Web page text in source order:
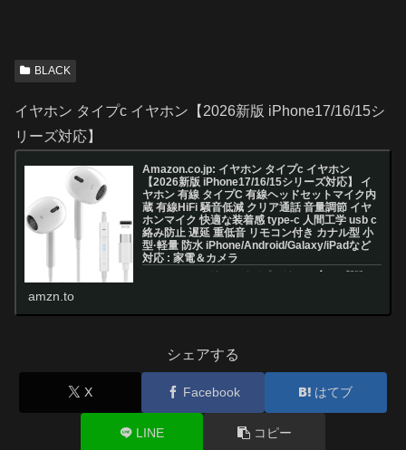
BLACK
イヤホン タイプc イヤホン【2026新版 iPhone17/16/15シ
リーズ対応】
Amazon.co.jp: イヤホン タイプc イヤホン
【2026新版 iPhone17/16/15シリーズ対応】 イ
ヤホン 有線 タイプC 有線ヘッドセットマイク内
蔵 有線HiFi 騒音低減 クリア通話 音量調節 イヤ
ホンマイク 快適な装着感 type-c 人間工学 usb c
絡み防止 遅延 重低音 リモコン付き カナル型 小
型·軽量 防水 iPhone/Android/Galaxy/iPadなど
対応 : 家電＆カメラ
Amazon.co.jp: イヤホン タイプc イヤホン【2026新版
amzn.to
シェアする
X Facebook はてブ
LINE コピー